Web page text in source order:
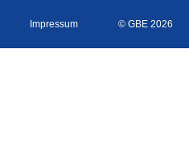
Impressum © GBE 2026